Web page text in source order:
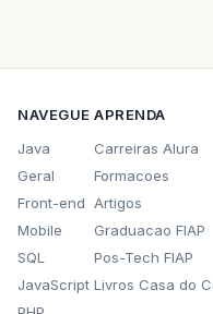
NAVEGUE
Java
Geral
Front-end
Mobile
SQL
JavaScript
APRENDA
Carreiras Alura
Formacoes
Artigos
Graduacao FIAP
Pos-Tech FIAP
Livros Casa do